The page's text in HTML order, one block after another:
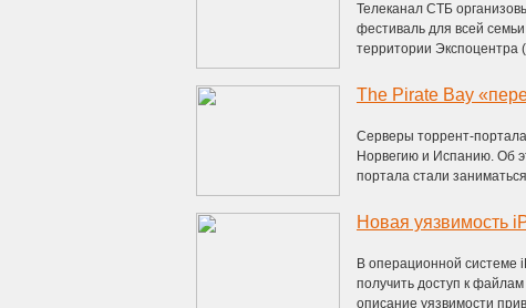
Телеканал СТБ
фестиваль для всей
территории Экспоцентра
The Pirate Bay
Серверы торрент-
Норвегию и Испанию. Об
портала стали
Новая уязвимость
В операционной системе
получить доступ к
описание уязвимости